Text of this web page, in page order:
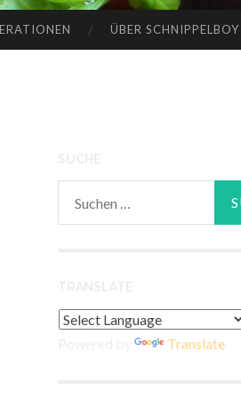
ÜBER SCHNIPPELBOY
Translate